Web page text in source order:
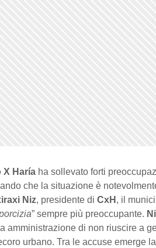
X Haría ha sollevato forti
che la situazione è
Niz, presidente di CxH , il
” sempre più preoccupante.
amministrazione di non riuscire a
urbano. Tra le accuse emerge